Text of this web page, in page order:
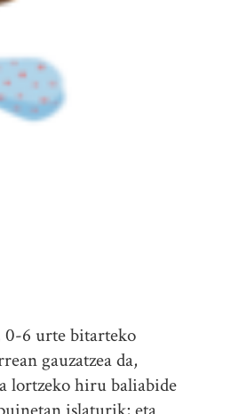
0-6 urte bitarteko
gauzatzea da,
lortzeko hiru baliabide